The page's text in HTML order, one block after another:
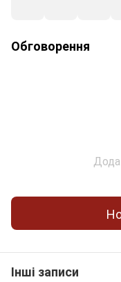
Обговорення
Інші записи